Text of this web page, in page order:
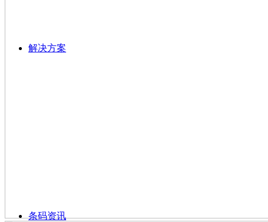
解决方案
条码资讯